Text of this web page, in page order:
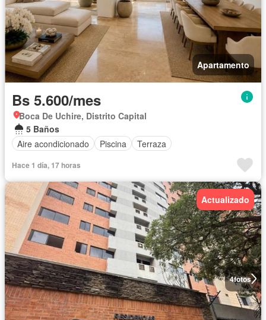
Apartamento
Bs 5.600/mes
Boca De Uchire, Distrito Capital
5 Baños
Aire acondicionado
Piscina Terraza
Hace 1 día, 17 horas
4fotos
Actualizado